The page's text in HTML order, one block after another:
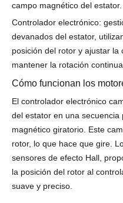
campo magnético del estator.
Controlador electrónico:
devanados del estator,
posición del rotor y ajustar
mantener la rotación
Cómo funcionan los
El controlador electrónico
del estator en una
magnético giratorio. Este
rotor, lo que hace que gire.
sensores de efecto Hall,
la posición del rotor al
suave y preciso.